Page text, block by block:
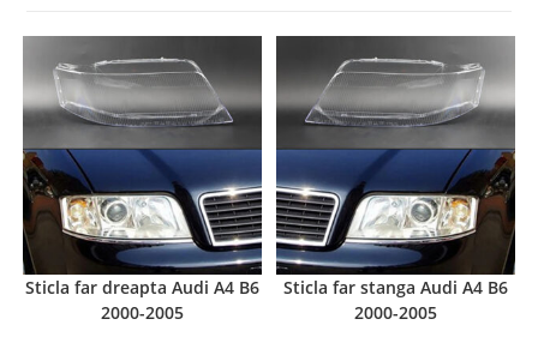
Sticla far dreapta Audi A4 B6
2000-2005
Sticla far stanga Audi A4 B6
2000-2005